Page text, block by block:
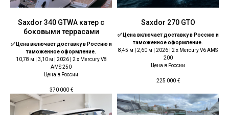
Saxdor 340 GTWA катер с
боковыми террасами
✅ Цена включает доставку в Россию и
таможенное оформление.
10,78 м | 3,10 м | 2026 | 2 x Mercury V8
AMS 250
Цена в России
370 000 €
Saxdor 270 GTO
✅ Цена включает доставку в Россию и
таможенное оформление.
8,45 м | 2,60 м | 2026 | 2 x Mercury V6 AMS
200
Цена в России
225 000 €